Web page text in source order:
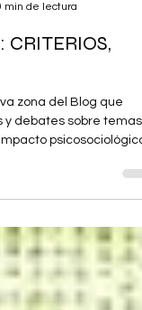
Maribel Gámez
zona del Blog que
y debates sobre temas
psicosociológico.